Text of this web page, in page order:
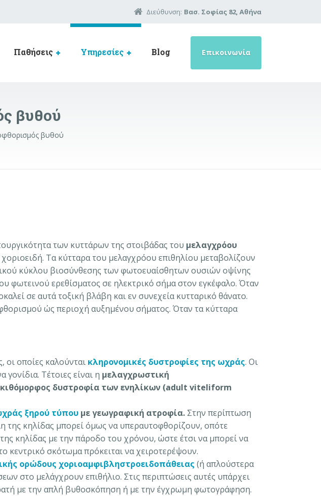
Διεύθυνση: Βασ. Σοφίας 82, Αθήνα
Παθήσεις Υπηρεσίες Blog Επικοινωνία
βυθού
βυθού
των κυττάρων της στοιβάδας του μελαγχρόου
Τα κύτταρα του μελαγχρόου επιθηλίου μεταβολίζουν
κύκλου βιοσύνθεσης των φωτοευαίσθητων ουσιών οψίνης
φωτεινού ερεθίσματος σε ηλεκτρικό σήμα στον εγκέφαλο. Όταν
σε αυτά τοξική βλάβη και εν συνεχεία κυτταρικό θάνατο.
ώς περιοχή αυξημένου σήματος. Όταν τα κύτταρα
οποίες καλούνται κληρονομικές δυστροφίες της ωχράς. Οι
Τέτοιες είναι η μελαγχρωστική
δυστροφία των ενηλίκων (adult viteliform
ξηρού τύπου με γεωγραφική ατροφία. Στην περίπτωση
της κηλίδας μπορεί όμως να υπεραυτοφθορίζουν, οπότε
κηλίδας με την πάροδο του χρόνου, ώστε έτσι να μπορεί να
κεντρικό σκότωμα πρόκειται να χειροτερέψουν.
ορώδους χοριοαμφιβληστροειδοπάθειας (ή απλούστερα
στο μελάγχρουν επιθήλιο. Στις περιπτώσεις αυτές υπάρχει
με την απλή βυθοσκόπηση ή με την έγχρωμη φωτογράφηση.